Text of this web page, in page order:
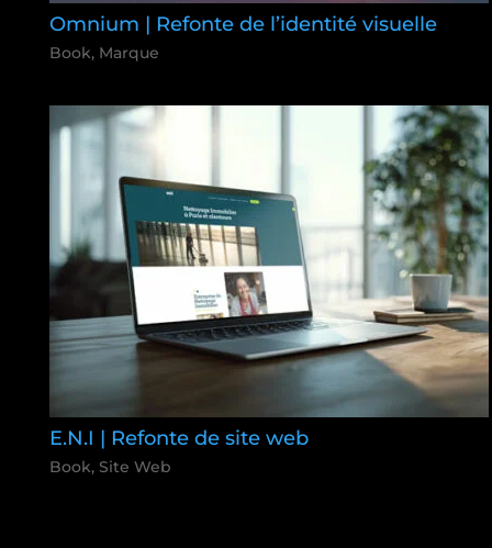
Omnium | Refonte de l’identité visuelle
Book, Marque
E.N.I | Refonte de site web
Book, Site Web